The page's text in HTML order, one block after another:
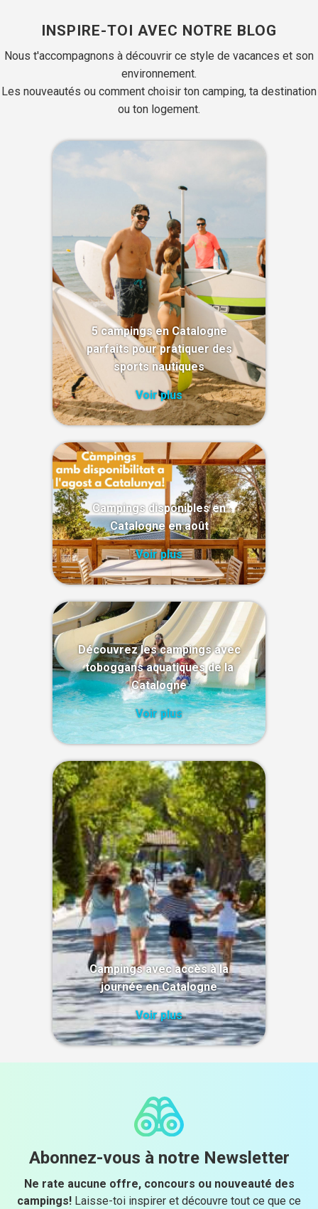
INSPIRE-TOI AVEC NOTRE BLOG
Nous t'accompagnons à découvrir ce style de vacances et son
environnement.
Les nouveautés ou comment choisir ton camping, ta destination
ou ton logement.
5 campings en Catalogne
parfaits pour pratiquer des
sports nautiques
Voir plus
Campings disponibles en
Catalogne en août
Voir plus
Découvrez les campings avec
toboggans aquatiques de la
Catalogne
Voir plus
Campings avec accès à la
journée en Catalogne
Voir plus
Abonnez-vous à notre Newsletter
Ne rate aucune offre, concours ou nouveauté des
campings! Laisse-toi inspirer et découvre tout ce que ce